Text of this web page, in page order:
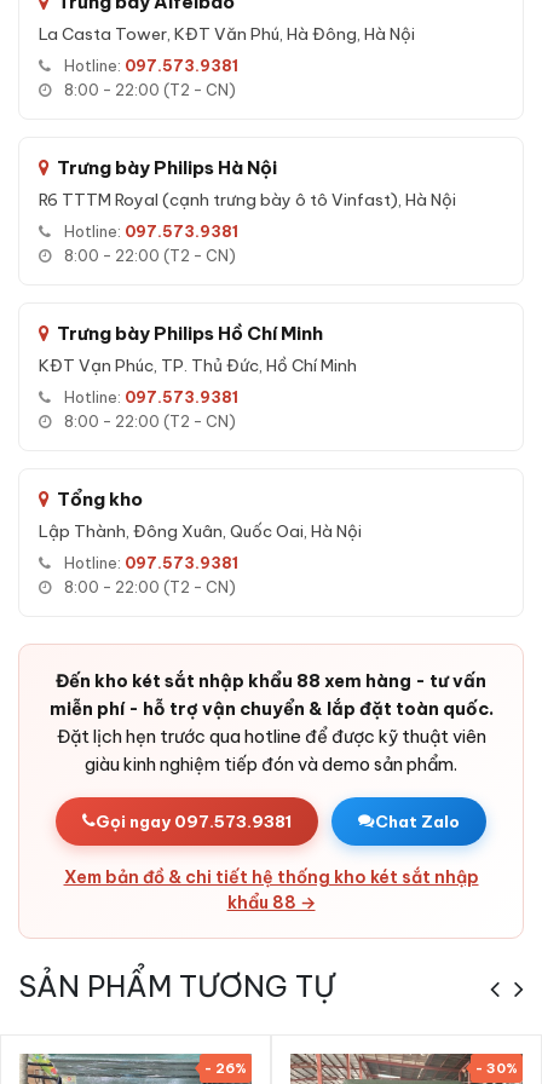
Tính năng Két sắt Liberty LB79PRO App
Wifi chính hãng
chống cháy chuyên dụng - bảo vệ tài sản trong sự cố hoả
hoạn.
Khoá cơ bền bỉ:Cơ chế khoá hoàn toàn cơ học, không
phụ thuộc pin/điện - vận hành ổn định nhiều năm.
Chìa thép tôi cao cấp:
nhái dễ dàng như chìa rập khuôn.
cạy phá.
Vỏ két chắc chắn:Thép cao cấp dày dặn + lõi bê-tông -
kháng được công cụ phá két thông dụng.
Thiết kế đẹp mắt:Đường nét hiện đại, sơn tinh tế - đặt
sạn, cửa hàng mà vẫn sang trọng.
Ưu điểm Két sắt Liberty LB79PRO App
Khi muaKét sắt Liberty LB79PRO App Wifi chính hãngtại
La Casta Tower, KĐT Văn Phú, Hà Đông, Hà Nội
Hotline: 097.573.9381
8:00 - 22:00 (T2 - CN)
Trưng bày Philips Hà Nội
R6 TTTM Royal (cạnh trưng bày ô tô Vinfast), Hà Nội
Hotline: 097.573.9381
8:00 - 22:00 (T2 - CN)
Trưng bày Philips Hồ Chí Minh
KĐT Vạn Phúc, TP. Thủ Đức, Hồ Chí Minh
Hotline: 097.573.9381
8:00 - 22:00 (T2 - CN)
Tổng kho
Lập Thành, Đông Xuân, Quốc Oai, Hà Nội
Hotline: 097.573.9381
8:00 - 22:00 (T2 - CN)
Đến kho két sắt nhập khẩu 88 xem hàng - tư vấn
miễn phí - hỗ trợ vận chuyển & lắp đặt toàn quốc.
Đặt lịch hẹn trước qua hotline để được kỹ thuật viên
giàu kinh nghiệm tiếp đón và demo sản phẩm.
Gọi ngay 097.573.9381 Chat Zalo
Xem bản đồ & chi tiết hệ thống kho két sắt nhập
khẩu 88 →
SẢN PHẨM TƯƠNG TỰ
- 26% - 30%